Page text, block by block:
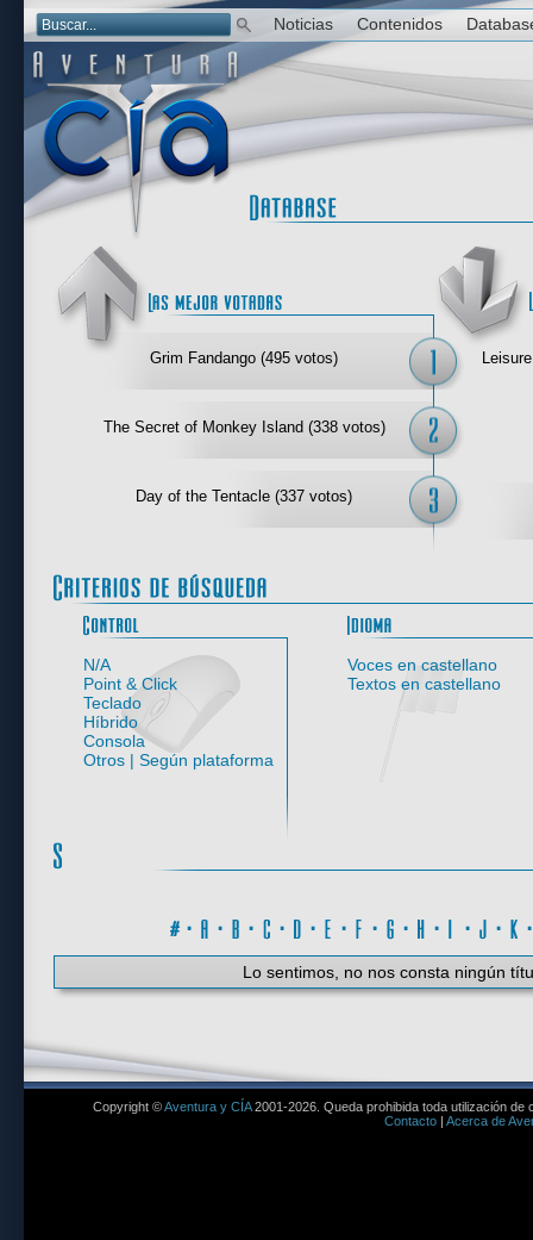
Noticias Contenidos
Las mejor
Grim Fandango (495 votos)
The Secret of Monkey Island (338 votos)
Day of the Tentacle (337 votos)
Control
N/A
Point & Click
Teclado
Híbrido
Consola
Otros | Según plataforma
Voces en castellano
Textos en castellano
· · · · · · · · · ·
Lo sentimos, no nos consta ningún
Copyright ©Aventura y CÍA2001-2026. Queda prohibida toda utilización de
Contacto| Acerca de